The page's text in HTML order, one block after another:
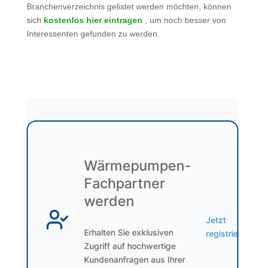
Branchenverzeichnis gelistet werden möchten, können
sich kostenlos hier eintragen , um noch besser von
Interessenten gefunden zu werden.
Wärmepumpen-
Fachpartner
werden
Erhalten Sie exklusiven
Zugriff auf hochwertige
Kundenanfragen aus Ihrer
Jetzt
registrieren